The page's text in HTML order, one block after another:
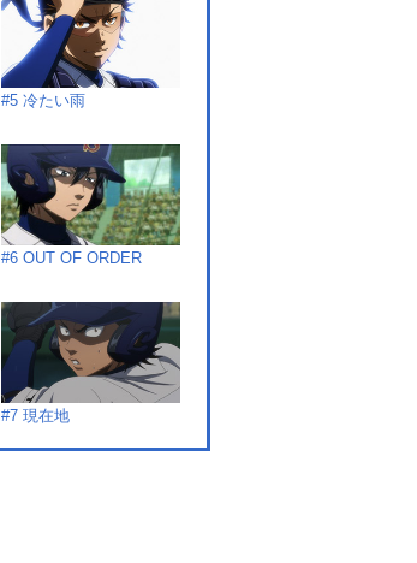
#5 冷たい雨
#6 OUT OF ORDER
#7 現在地